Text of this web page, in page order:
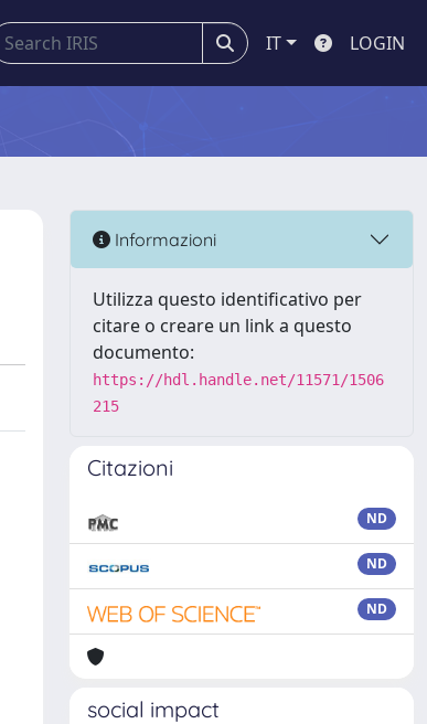
IT LOGIN
Informazioni
Utilizza questo identificativo per
citare o creare un link a questo
documento:
https://hdl.handle.net/11571/1506
215
Citazioni
ND
ND
ND
social impact